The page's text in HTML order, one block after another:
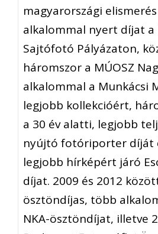
magyarországi
alkalommal nyert díjat a
Sajtófotó Pályázaton,
háromszor a MÚOSZ
alkalommal a Munkácsi
legjobb kollekcióért,
a 30 év alatti, legjobb
nyújtó fotóriporter díját
legjobb hírképért járó
díjat. 2009 és 2012
ösztöndíjas, több
NKA-ösztöndíjat, illetve